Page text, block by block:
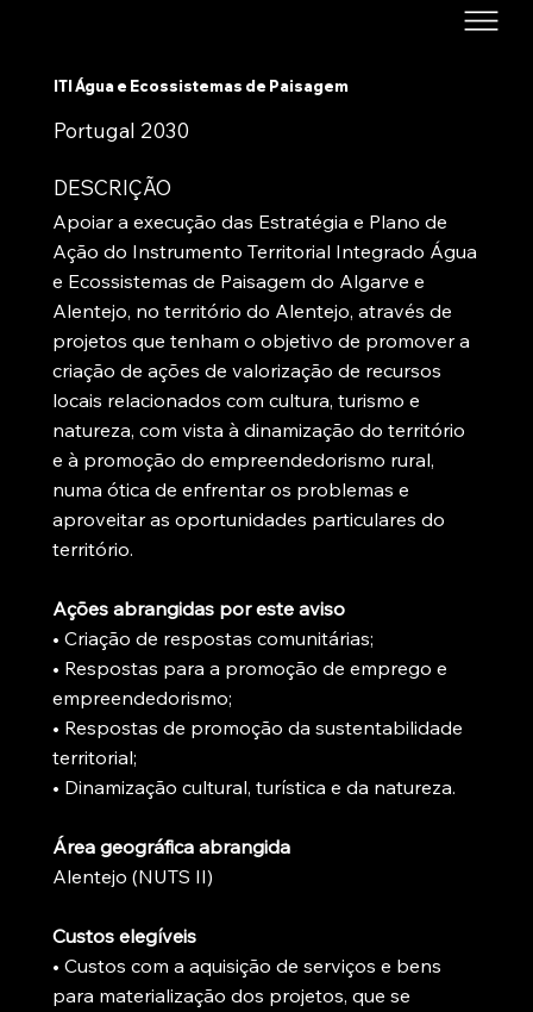
ITI Água e Ecossistemas de Paisagem
Portugal 2030
DESCRIÇÃO
Apoiar a execução das Estratégia e Plano de
Ação do Instrumento Territorial Integrado Água
e Ecossistemas de Paisagem do Algarve e
Alentejo, no território do Alentejo, através de
projetos que tenham o objetivo de promover a
criação de ações de valorização de recursos
locais relacionados com cultura, turismo e
natureza, com vista à dinamização do território
e à promoção do empreendedorismo rural,
numa ótica de enfrentar os problemas e
aproveitar as oportunidades particulares do
território.
Ações abrangidas por este aviso
• Criação de respostas comunitárias;
• Respostas para a promoção de emprego e
empreendedorismo;
• Respostas de promoção da sustentabilidade
territorial;
• Dinamização cultural, turística e da natureza.
Área geográfica abrangida
Alentejo (NUTS II)
Custos elegíveis
• Custos com a aquisição de serviços e bens
para materialização dos projetos, que se